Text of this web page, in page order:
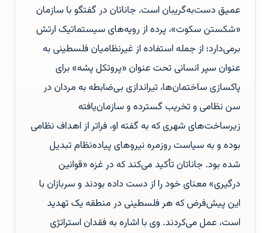
عمیق دست‌به‌گریبان است. جاناتان در گفتگو با سازمان
«شکستن سکوت»، پرده از رویه‌های سیستماتیک ارتش
برمی‌دارد؛ از جمله استفاده از غیرنظامیان فلسطینی به
عنوان سپر انسانی تحت عنوان «پروتکل پشه» برای
پاکسازی ساختمان‌ها، تیراندازی بی‌ضابطه به مردان در
سن نظامی و تخریب گسترده و سازمان‌یافته
زیرساخت‌های شهری که به گفته او، فراتر از اهداف نظامی
بوده و به سیاست روزمره نیروهای پیاده‌نظام تبدیل
شده بود. جاناتان تأکید می‌کند که در غزه «قوانین
درگیری» معنای خود را از دست داده بودند و سربازان با
این پیش‌فرض که هر فلسطینی در منطقه یک تهدید
است، عمل می‌کردند. وی با اشاره به فقدان استراتژی